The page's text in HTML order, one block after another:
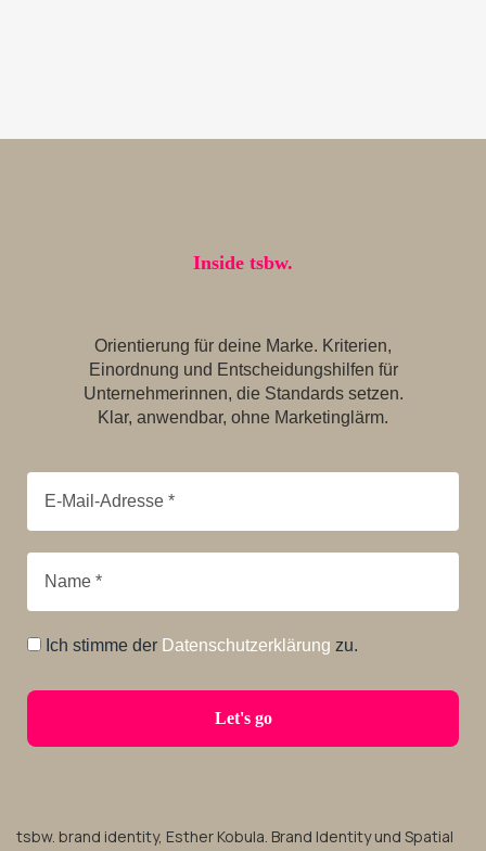
Inside tsbw.
Orientierung für deine Marke. Kriterien,
Einordnung und Entscheidungshilfen für
Unternehmerinnen, die Standards setzen.
Klar, anwendbar, ohne Marketinglärm.
Ich stimme der Datenschutzerklärung zu.
tsbw. brand identity, Esther Kobula. Brand Identity und Spatial